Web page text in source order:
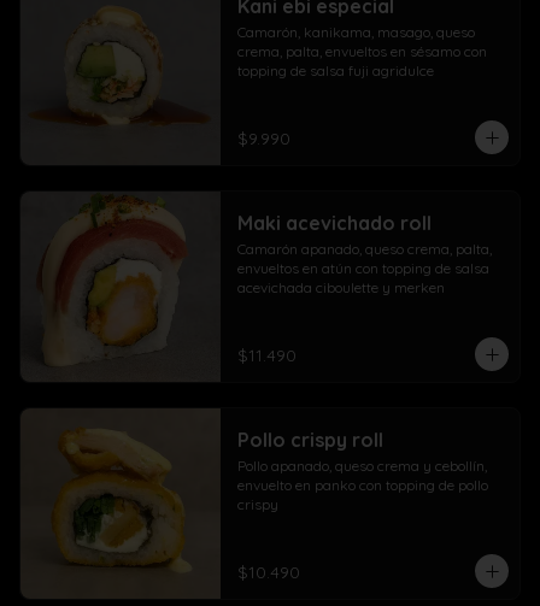
Kani ebi especial
Camarón, kanikama, masago, queso
crema, palta, envueltos en sésamo con
topping de salsa fuji agridulce
$9.990
Maki acevichado roll
Camarón apanado, queso crema, palta,
envueltos en atún con topping de salsa
acevichada ciboulette y merken
$11.490
Pollo crispy roll
Pollo apanado, queso crema y cebollín,
envuelto en panko con topping de pollo
crispy
$10.490